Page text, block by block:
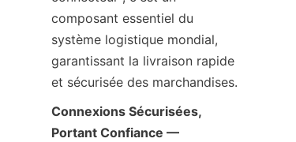
composant essentiel du
système logistique mondial,
garantissant la livraison rapide
et sécurisée des marchandises.
Connexions Sécurisées,
Portant Confiance —